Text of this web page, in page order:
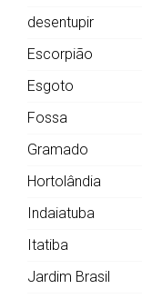
desentupir
Escorpião
Esgoto
Fossa
Gramado
Hortolândia
Indaiatuba
Itatiba
Jardim Brasil